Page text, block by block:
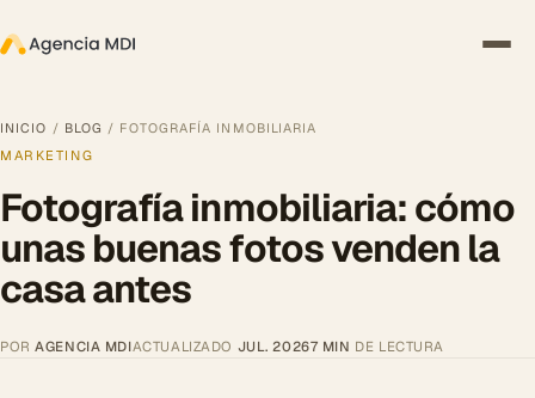
INICIO / BLOG / FOTOGRAFÍA INMOBILIARIA
MARKETING
Fotografía inmobiliaria: cómo
unas buenas fotos venden la
casa antes
PORAGENCIA MDIACTUALIZADO JUL. 20267 MIN DE LECTURA